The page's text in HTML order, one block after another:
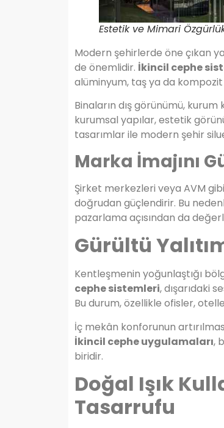
Estetik ve Mimari
Modern şehirlerde öne çıkan
de önemlidir. İkincil cephe
alüminyum, taş ya da
Binaların dış görünümü, kurum
kurumsal yapılar, estetik
tasarımlar ile modern şehir
Marka İmajını
Şirket merkezleri veya AVM
doğrudan güçlendirir. Bu
pazarlama açısından da
Gürültü
Kentleşmenin yoğunlaştığı
cephe sistemleri, dışarıdaki
Bu durum, özellikle ofisler,
İç mekân konforunun
İkincil cephe uygulamaları,
biridir.
Doğal Işık
Tasarrufu